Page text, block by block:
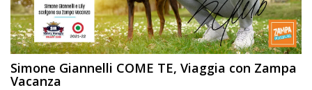
Simone Giannelli COME TE, Viaggia con Zampa
Vacanza